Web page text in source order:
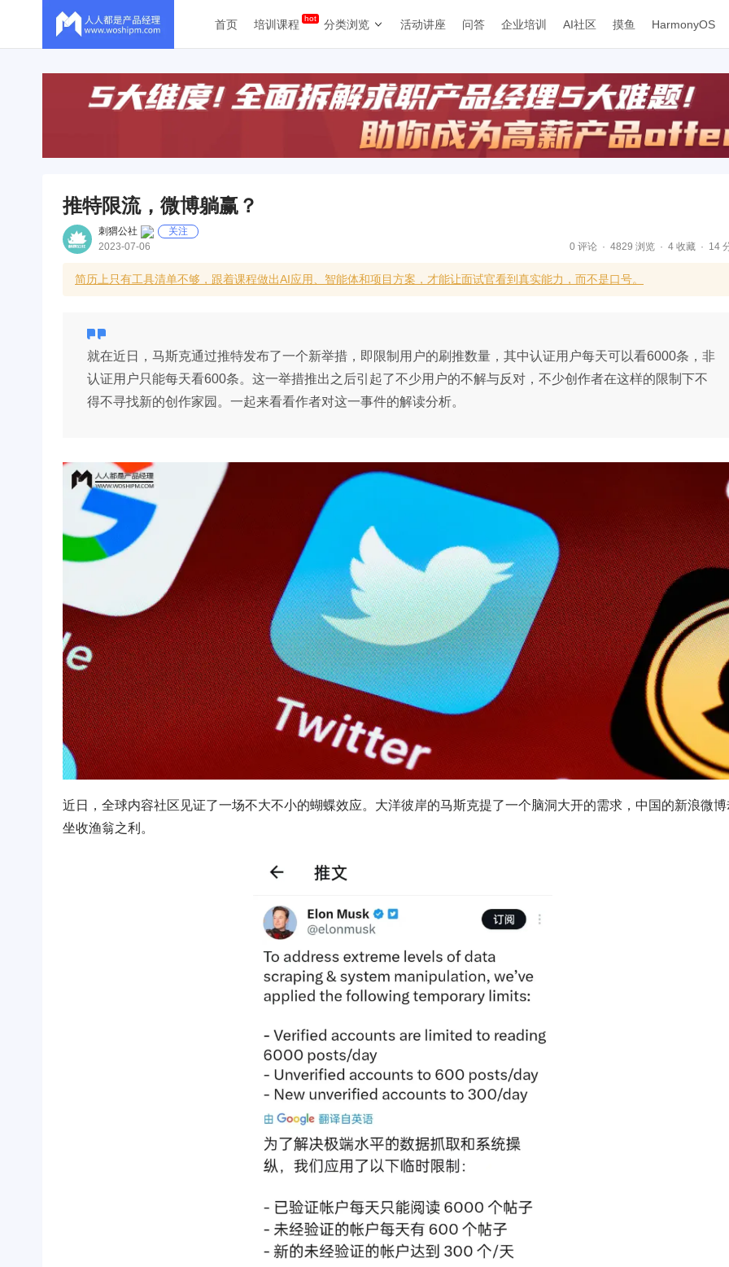
首页 培训课程 分类浏览 活动讲座 问答 企业培训 AI社区 摸鱼 HarmonyOS
推特限流，微博躺赢？
刺猬公社
关注
2023-07-06
0 评论 4829 浏览 4 收藏 14
简历上只有工具清单不够，跟着课程做出AI应用、智能体和项目方案，才能让面试官看到真实能力，而不是口号。
就在近日，马斯克通过推特发布了一个新举措，即限制用户的刷推数量，其中认证用户每天可以看6000条，非
认证用户只能每天看600条。这一举措推出之后引起了不少用户的不解与反对，不少创作者在这样的限制下不
得不寻找新的创作家园。一起来看看作者对这一事件的解读分析。
近日，全球内容社区见证了一场不大不小的蝴蝶效应。大洋彼岸的马斯克提了一个脑洞大开的需求，中国的新浪微博
坐收渔翁之利。